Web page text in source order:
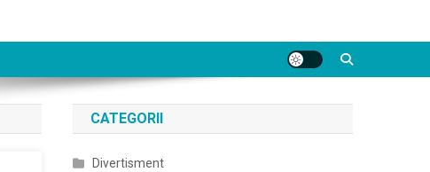
CATEGORII
Divertisment